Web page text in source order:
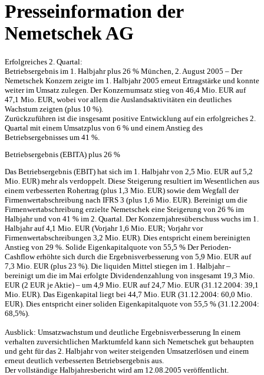
Presseinformation der
Nemetschek AG
Erfolgreiches 2. Quartal:
Betriebsergebnis im 1. Halbjahr plus 26 % München, 2. August 2005 – Der
Nemetschek Konzern zeigte im 1. Halbjahr 2005 erneut Ertragstärke und konnte
weiter im Umsatz zulegen. Der Konzernumsatz stieg von 46,4 Mio. EUR auf
47,1 Mio. EUR, wobei vor allem die Auslandsaktivitäten ein deutliches
Wachstum zeigten (plus 10 %).
Zurückzuführen ist die insgesamt positive Entwicklung auf ein erfolgreiches 2.
Quartal mit einem Umsatzplus von 6 % und einem Anstieg des
Betriebsergebnisses um 41 %.
Betriebsergebnis (EBITA) plus 26 %
Das Betriebsergebnis (EBIT) hat sich im 1. Halbjahr von 2,5 Mio. EUR auf 5,2
Mio. EUR) mehr als verdoppelt. Diese Steigerung resultiert im Wesentlichen aus
einem verbesserten Rohertrag (plus 1,3 Mio. EUR) sowie dem Wegfall der
Firmenwertabschreibung nach IFRS 3 (plus 1,6 Mio. EUR). Bereinigt um die
Firmenwertabschreibung erzielte Nemetschek eine Steigerung von 26 % im
Halbjahr und von 41 % im 2. Quartal. Der Konzernjahresüberschuss wuchs im 1.
Halbjahr auf 4,1 Mio. EUR (Vorjahr 1,6 Mio. EUR; Vorjahr vor
Firmenwertabschreibungen 3,2 Mio. EUR). Dies entspricht einem bereinigten
Anstieg von 29 %. Solide Eigenkapitalquote von 55,5 % Der Perioden-
Cashflow erhöhte sich durch die Ergebnisverbesserung von 5,9 Mio. EUR auf
7,3 Mio. EUR (plus 23 %). Die liquiden Mittel stiegen im 1. Halbjahr –
bereinigt um die im Mai erfolgte Dividendenzahlung von insgesamt 19,3 Mio.
EUR (2 EUR je Aktie) – um 4,9 Mio. EUR auf 24,7 Mio. EUR (31.12.2004: 39,1
Mio. EUR). Das Eigenkapital liegt bei 44,7 Mio. EUR (31.12.2004: 60,0 Mio.
EUR). Dies entspricht einer soliden Eigenkapitalquote von 55,5 % (31.12.2004:
68,5%).
Ausblick: Umsatzwachstum und deutliche Ergebnisverbesserung In einem
verhalten zuversichtlichen Marktumfeld kann sich Nemetschek gut behaupten
und geht für das 2. Halbjahr von weiter steigenden Umsatzerlösen und einem
erneut deutlich verbesserten Betriebsergebnis aus.
Der vollständige Halbjahresbericht wird am 12.08.2005 veröffentlicht.